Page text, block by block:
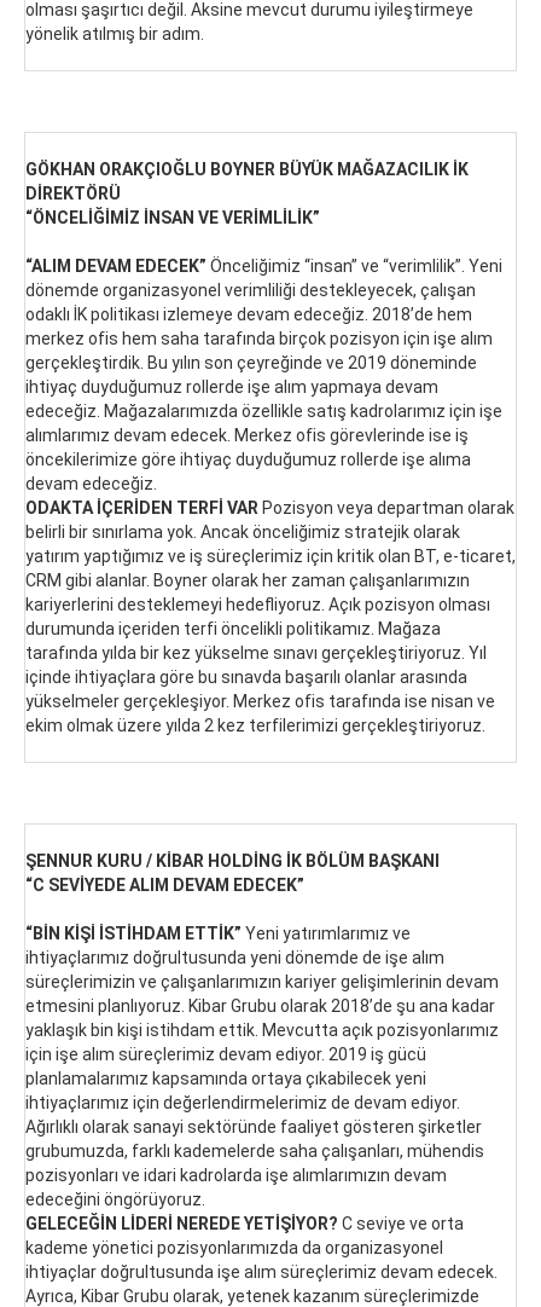
olması şaşırtıcı değil. Aksine mevcut durumu iyileştirmeye
yönelik atılmış bir adım.
GÖKHAN ORAKÇIOĞLU BOYNER BÜYÜK MAĞAZACILIK İK
DİREKTÖRÜ
“ÖNCELİĞİMİZ İNSAN VE VERİMLİLİK”
“ALIM DEVAM EDECEK” Önceliğimiz “insan” ve “verimlilik”. Yeni
dönemde organizasyonel verimliliği destekleyecek, çalışan
odaklı İK politikası izlemeye devam edeceğiz. 2018’de hem
merkez ofis hem saha tarafında birçok pozisyon için işe alım
gerçekleştirdik. Bu yılın son çeyreğinde ve 2019 döneminde
ihtiyaç duyduğumuz rollerde işe alım yapmaya devam
edeceğiz. Mağazalarımızda özellikle satış kadrolarımız için işe
alımlarımız devam edecek. Merkez ofis görevlerinde ise iş
öncekilerimize göre ihtiyaç duyduğumuz rollerde işe alıma
devam edeceğiz.
ODAKTA İÇERİDEN TERFİ VAR Pozisyon veya departman olarak
belirli bir sınırlama yok. Ancak önceliğimiz stratejik olarak
yatırım yaptığımız ve iş süreçlerimiz için kritik olan BT, e-ticaret,
CRM gibi alanlar. Boyner olarak her zaman çalışanlarımızın
kariyerlerini desteklemeyi hedefliyoruz. Açık pozisyon olması
durumunda içeriden terfi öncelikli politikamız. Mağaza
tarafında yılda bir kez yükselme sınavı gerçekleştiriyoruz. Yıl
içinde ihtiyaçlara göre bu sınavda başarılı olanlar arasında
yükselmeler gerçekleşiyor. Merkez ofis tarafında ise nisan ve
ekim olmak üzere yılda 2 kez terfilerimizi gerçekleştiriyoruz.
ŞENNUR KURU / KİBAR HOLDİNG İK BÖLÜM BAŞKANI
“C SEVİYEDE ALIM DEVAM EDECEK”
“BİN KİŞİ İSTİHDAM ETTİK” Yeni yatırımlarımız ve
ihtiyaçlarımız doğrultusunda yeni dönemde de işe alım
süreçlerimizin ve çalışanlarımızın kariyer gelişimlerinin devam
etmesini planlıyoruz. Kibar Grubu olarak 2018’de şu ana kadar
yaklaşık bin kişi istihdam ettik. Mevcutta açık pozisyonlarımız
için işe alım süreçlerimiz devam ediyor. 2019 iş gücü
planlamalarımız kapsamında ortaya çıkabilecek yeni
ihtiyaçlarımız için değerlendirmelerimiz de devam ediyor.
Ağırlıklı olarak sanayi sektöründe faaliyet gösteren şirketler
grubumuzda, farklı kademelerde saha çalışanları, mühendis
pozisyonları ve idari kadrolarda işe alımlarımızın devam
edeceğini öngörüyoruz.
GELECEĞİN LİDERİ NEREDE YETİŞİYOR? C seviye ve orta
kademe yönetici pozisyonlarımızda da organizasyonel
ihtiyaçlar doğrultusunda işe alım süreçlerimiz devam edecek.
Ayrıca, Kibar Grubu olarak, yetenek kazanım süreçlerimizde